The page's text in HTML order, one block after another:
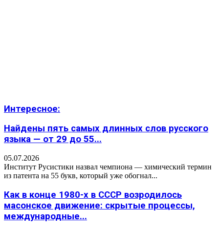
Интересное:
Найдены пять самых длинных слов русского
языка — от 29 до 55...
05.07.2026
Институт Русистики назвал чемпиона — химический термин
из патента на 55 букв, который уже обогнал...
Как в конце 1980-х в СССР возродилось
масонское движение: скрытые процессы,
международные...